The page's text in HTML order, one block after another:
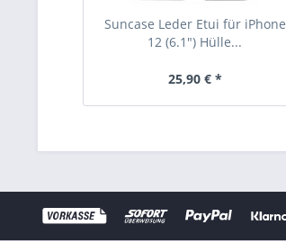
Suncase Leder Etui für iPhone
12 (6.1") Hülle...
25,90 € *